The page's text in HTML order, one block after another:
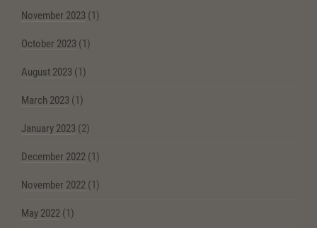
November 2023 (1)
October 2023 (1)
August 2023 (1)
March 2023 (1)
January 2023 (2)
December 2022 (1)
November 2022 (1)
May 2022 (1)